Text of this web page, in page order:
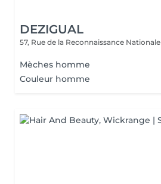
DEZIGUAL
57, Rue de la Reconnaissance Nationale
Mèches homme
Couleur homme